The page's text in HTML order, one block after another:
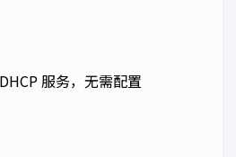
服务，无需配置